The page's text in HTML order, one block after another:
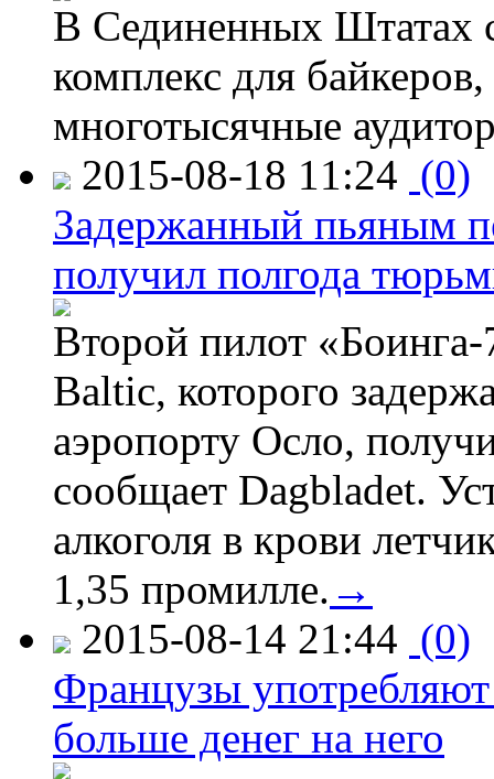
В Сединенных Штатах
комплекс для
многотысячные
2015-08-18 11:24 (0)
Задержанный пьяным
получил полгода
Второй пилот
Baltic, которого
аэропорту Осло,
сообщает Dagbladet.
алкоголя в крови
1,35 промилле. →
2015-08-14 21:44 (0)
Французы
больше денег на него